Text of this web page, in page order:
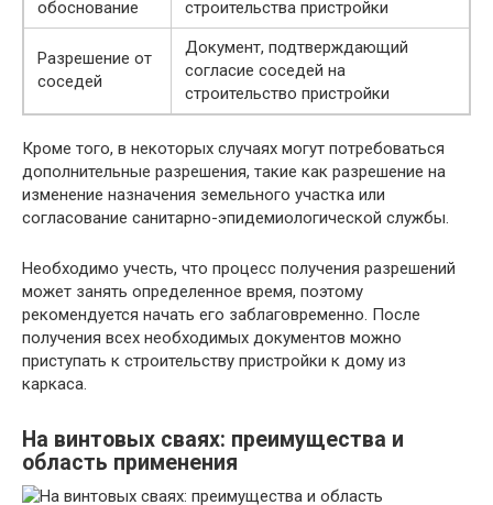
обоснование строительства пристройки
Разрешение от
соседей
Документ, подтверждающий
согласие соседей на
строительство пристройки
Кроме того, в некоторых случаях могут потребоваться
дополнительные разрешения, такие как разрешение на
изменение назначения земельного участка или
согласование санитарно-эпидемиологической службы.
Необходимо учесть, что процесс получения разрешений
может занять определенное время, поэтому
рекомендуется начать его заблаговременно. После
получения всех необходимых документов можно
приступать к строительству пристройки к дому из
каркаса.
На винтовых сваях: преимущества и
область применения